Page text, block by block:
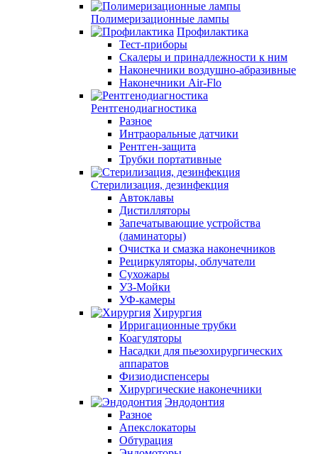
Полимеризационные лампы
Профилактика
Тест-приборы
Скалеры и принадлежности к ним
Наконечники воздушно-абразивные
Наконечники Air-Flo
Рентгенодиагностика
Разное
Интраоральные датчики
Рентген-защита
Трубки портативные
Стерилизация, дезинфекция
Автоклавы
Дистилляторы
Запечатывающие устройства
(ламинаторы)
Очистка и смазка наконечников
Рециркуляторы, облучатели
Сухожары
УЗ-Мойки
УФ-камеры
Хирургия
Ирригационные трубки
Коагуляторы
Насадки для пьезохирургических
аппаратов
Физиодиспенсеры
Хирургические наконечники
Эндодонтия
Разное
Апекслокаторы
Обтурация